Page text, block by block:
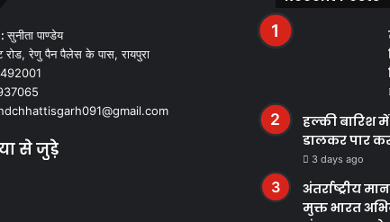
:सुनीता पाण्डेय
रोड, रेणु पैन पैलेस के पास, रायपुरा
492001
से जुड़े
हल्की बारिश
डालकर पार
3 days ago
अंतर्राष्ट्रीय
मुक्त भारत